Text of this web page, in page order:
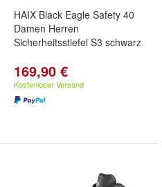
HAIX Black Eagle Safety 40
Damen Herren
Sicherheitsstiefel S3 schwarz
169,90 €
Kostenloser Versand